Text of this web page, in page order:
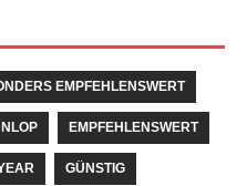
EMPFEHLENSWERT
EMPFEHLENSWERT
GÜNSTIG